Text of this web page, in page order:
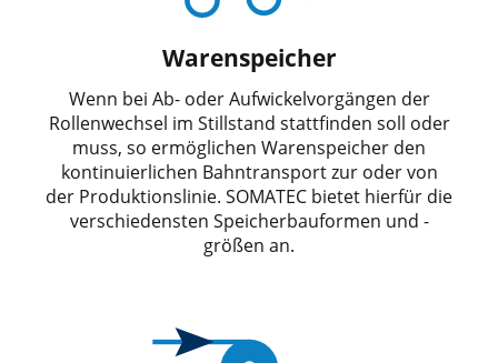
Warenspeicher
Wenn bei Ab- oder Aufwickelvorgängen der
Rollenwechsel im Stillstand stattfinden soll oder
muss, so ermöglichen Warenspeicher den
kontinuierlichen Bahntransport zur oder von
der Produktionslinie. SOMATEC bietet hierfür die
verschiedensten Speicherbauformen und -
größen an.